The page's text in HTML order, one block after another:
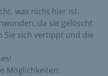
was nicht hier ist.
da sie gelöscht
sich vertippt und die
Möglichkeiten: